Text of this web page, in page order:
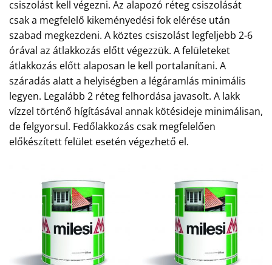
csiszolást kell végezni. Az alapozó réteg csiszolását
csak a megfelelő kikeményedési fok elérése után
szabad megkezdeni. A köztes csiszolást legfeljebb 2-6
órával az átlakkozás előtt végezzük. A felületeket
átlakkozás előtt alaposan le kell portalanítani. A
száradás alatt a helyiségben a légáramlás minimális
legyen. Legalább 2 réteg felhordása javasolt. A lakk
vízzel történő hígításával annak kötésideje minimálisan,
de felgyorsul. Fedőlakkozás csak megfelelően
előkészített felület esetén végezhető el.